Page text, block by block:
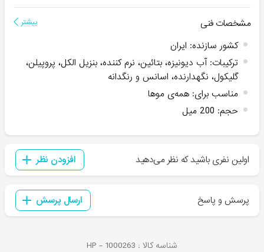
مشخصات فنی بیشتر
کشور سازنده: ایران
ترکیبات:آب دیونیزه، بتائین، نرم کننده، بنزیل الکل، پروپیلن،
گلیکول، نگهدارنده، اسانس و رنگدانه
مناسب برای: همه‌ی موها
حجم: 200 میل
اولین نفری باشید که نظر می‌دهید افزودن نظر
پرسش و پاسخ ارسال پرسش
شناسه کالا : HP - 1000263